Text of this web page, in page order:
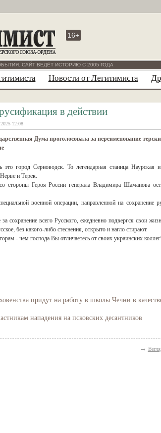
16+
САЙТ ВЕДЁТ ИСТОРИЮ С 2005 ГОДА
Новости от Легитимиста
в действии
12:08
Дума проголосовала за переименование
это город Серноводск. То легендарная станица Наурская
и Терек.
стороны Героя России генерала Владимира Шаманова
военной операции, направленной на сохранение
всего Русского, ежедневно подвергся свои
без какого-либо стеснения, открыто и нагло стирают.
- чем господа Вы отличаетесь от своих украинских
придут на работу в школы Чечни в
нападения на псковских десантников
→